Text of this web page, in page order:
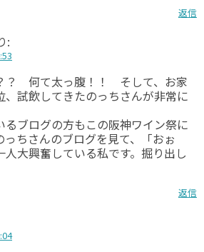
返信
:
？ 何て太っ腹！！ そして、お家
、試飲してきたのっちさんが非常に
ブログの方もこの阪神ワイン祭に
ちさんのブログを見て、「おぉ
大興奮している私です。掘り出し
返信